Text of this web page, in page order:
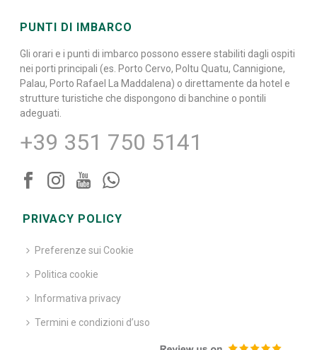
PUNTI DI IMBARCO
Gli orari e i punti di imbarco possono essere stabiliti dagli ospiti
nei porti principali (es. Porto Cervo, Poltu Quatu, Cannigione,
Palau, Porto Rafael La Maddalena) o direttamente da hotel e
strutture turistiche che dispongono di banchine o pontili
adeguati.
+39 351 750 5141
PRIVACY POLICY
Preferenze sui Cookie
Politica cookie
Informativa privacy
Termini e condizioni d’uso